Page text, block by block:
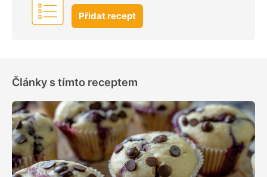
Přidat recept
Články s tímto receptem